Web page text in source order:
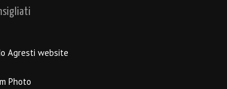
Agresti website
Photo